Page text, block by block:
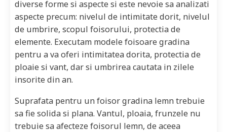
diverse forme si aspecte si este nevoie sa analizati
aspecte precum: nivelul de intimitate dorit, nivelul
de umbrire, scopul foisorului, protectia de
elemente. Executam modele foisoare gradina
pentru a va oferi intimitatea dorita, protectia de
ploaie si vant, dar si umbrirea cautata in zilele
insorite din an.
Suprafata pentru un foisor gradina lemn trebuie
sa fie solida si plana. Vantul, ploaia, frunzele nu
trebuie sa afecteze foisorul lemn, de aceea